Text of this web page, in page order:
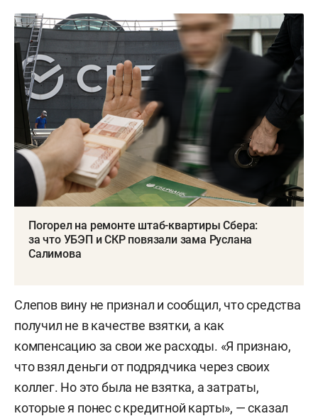
Погорел на ремонте штаб-квартиры Сбера:
за что УБЭП и СКР повязали зама Руслана
Салимова
Слепов вину не признал и сообщил, что средства
получил не в качестве взятки, а как
компенсацию за свои же расходы. «Я признаю,
что взял деньги от подрядчика через своих
коллег. Но это была не взятка, а затраты,
которые я понес с кредитной карты», — сказал